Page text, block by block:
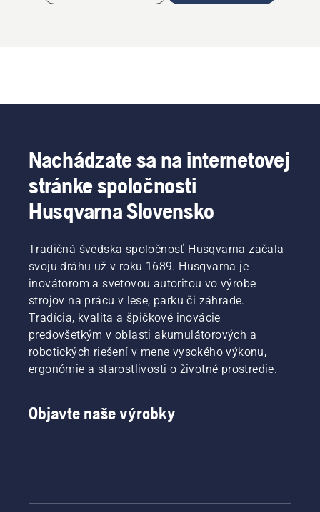
Nachádzate sa na internetovej
stránke spoločnosti
Husqvarna Slovensko
Tradičná švédska spoločnosť Husqvarna začala
svoju dráhu už v roku 1689. Husqvarna je
inovátorom a svetovou autoritou vo výrobe
strojov na prácu v lese, parku či záhrade.
Tradícia, kvalita a špičkové inovácie
predovšetkým v oblasti akumulátorových a
robotických riešení v mene vysokého výkonu,
ergonómie a starostlivosti o životné prostredie.
Objavte naše výrobky